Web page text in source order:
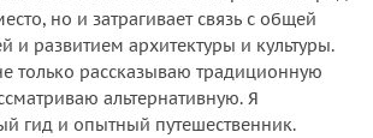
но и затрагивает связь с общей
и развитием архитектуры и культуры.
только рассказываю традиционную
альтернативную. Я
гид и опытный путешественник.